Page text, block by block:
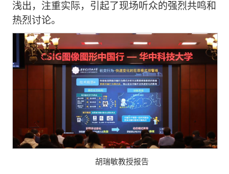
浅出，注重实际，引起了现场听众的强烈共鸣和
热烈讨论。
胡瑞敏教授报告